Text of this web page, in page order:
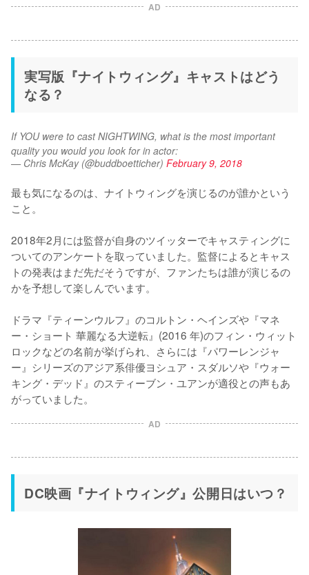
AD
実写版『ナイトウィング』キャストはどう
なる？
If YOU were to cast NIGHTWING, what is the most important
quality you would you look for in actor:
— Chris McKay (@buddboetticher) February 9, 2018
最も気になるのは、ナイトウィングを演じるのが誰かという
こと。
2018年2月には監督が自身のツイッターでキャスティングに
ついてのアンケートを取っていました。監督によるとキャス
トの発表はまだ先だそうですが、ファンたちは誰が演じるの
かを予想して楽しんでいます。
ドラマ『ティーンウルフ』のコルトン・ヘインズや『マネ
ー・ショート 華麗なる大逆転』(2016 年)のフィン・ウィット
ロックなどの名前が挙げられ、さらには『パワーレンジャ
ー』シリーズのアジア系俳優ヨシュア・スダルソや『ウォー
キング・デッド』のスティーブン・ユアンが適役との声もあ
AD
DC映画『ナイトウィング』公開日はいつ？